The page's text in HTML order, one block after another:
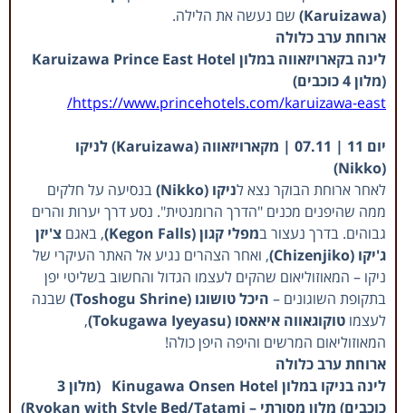
(Karuizawa)
שם נעשה את הלילה.
ארוחת ערב כלולה
לינה בקארויזאווה במלון Karuizawa Prince East Hotel
(מלון 4 כוכבים)
https://www.princehotels.com/karuizawa-east/
יום 11 | 07.11 | מקארויזאווה (Karuizawa)
לניקו
(Nikko)
לאחר ארוחת הבוקר נצא לניקו (Nikko)
בנסיעה על חלקים
ממה שהיפנים מכנים "הדרך הרומנטית". נסע דרך יערות והרים
גבוהים. בדרך נעצור במפלי קגון (Kegon Falls) , באגם צ'יזן
ג'יקו (Chizenjiko)
, ואחר הצהרים נגיע אל האתר העיקרי של
ניקו – המאוזוליאום שהקים לעצמו הגדול והחשוב בשליטי יפן
בתקופת השוגונים – היכל טושוגו (Toshogu Shrine)
שבנה
לעצמו טוקוגאווה איאאסו (Tokugawa Iyeyasu)
,
המאוזוליאום המרשים והיפה היפן כולה!
ארוחת ערב כלולה
לינה בניקו במלון Kinugawa Onsen Hotel (מלון 3
כוכבים) מלון מסורתי – Ryokan with Style Bed/ Tatami
)